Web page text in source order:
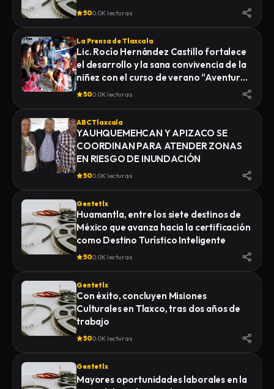
500.0K lecturas
La Prensa de Tlaxcala
Lic. Rocío Hernández Castillo fortalece
el desarrollo y la sana convivencia de la
niñez con el curso de verano “Aventuras
Diferentes”.
500.0K lecturas
ABC Tlaxcala
YAUHQUEMEHCAN Y APIZACO SE
COORDINAN PARA ATENDER ZONAS
EN RIESGO DE INUNDACIÓN
500.0K lecturas
Gentetlx
Huamantla, entre los siete destinos de
México que avanza hacia la certificación
como Destino Turístico Inteligente
500.0K lecturas
Gentetlx
Con éxito, concluyen Misiones
Culturales en Tlaxco, tras dos años de
trabajo
500.0K lecturas
Gentetlx
Mayores oportunidades laborales en la